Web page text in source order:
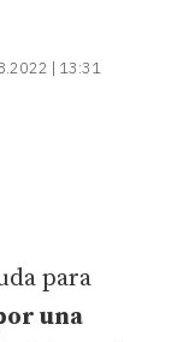
| 13:31
para
una